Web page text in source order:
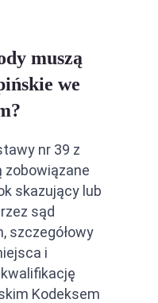
muszą
we
nr 39 z
zobowiązane
skazujący lub
sąd
szczegółowy
i
Kodeksem